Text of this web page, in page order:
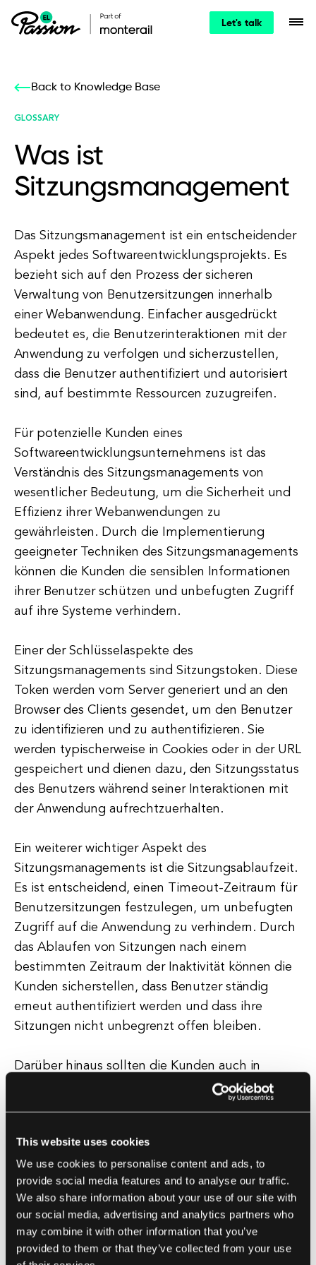
This website uses cookies
We use cookies to personalise content and ads, to
provide social media features and to analyse our traffic.
We also share information about your use of our site with
our social media, advertising and analytics partners who
may combine it with other information that you’ve
provided to them or that they’ve collected from your use
Let's talk
Back to Knowledge Base
GLOSSARY
Was ist
Sitzungsmanagement
Das Sitzungsmanagement ist ein entscheidender
Aspekt jedes Softwareentwicklungsprojekts. Es
bezieht sich auf den Prozess der sicheren
Verwaltung von Benutzersitzungen innerhalb
einer Webanwendung. Einfacher ausgedrückt
bedeutet es, die Benutzerinteraktionen mit der
Anwendung zu verfolgen und sicherzustellen,
dass die Benutzer authentifiziert und autorisiert
sind, auf bestimmte Ressourcen zuzugreifen.
Für potenzielle Kunden eines
Softwareentwicklungsunternehmens ist das
Verständnis des Sitzungsmanagements von
wesentlicher Bedeutung, um die Sicherheit und
Effizienz ihrer Webanwendungen zu
gewährleisten. Durch die Implementierung
geeigneter Techniken des Sitzungsmanagements
können die Kunden die sensiblen Informationen
ihrer Benutzer schützen und unbefugten Zugriff
auf ihre Systeme verhindern.
Einer der Schlüsselaspekte des
Sitzungsmanagements sind Sitzungstoken. Diese
Token werden vom Server generiert und an den
Browser des Clients gesendet, um den Benutzer
zu identifizieren und zu authentifizieren. Sie
werden typischerweise in Cookies oder in der URL
gespeichert und dienen dazu, den Sitzungsstatus
des Benutzers während seiner Interaktionen mit
der Anwendung aufrechtzuerhalten.
Ein weiterer wichtiger Aspekt des
Sitzungsmanagements ist die Sitzungsablaufzeit.
Es ist entscheidend, einen Timeout-Zeitraum für
Benutzersitzungen festzulegen, um unbefugten
Zugriff auf die Anwendung zu verhindern. Durch
das Ablaufen von Sitzungen nach einem
bestimmten Zeitraum der Inaktivität können die
Kunden sicherstellen, dass Benutzer ständig
erneut authentifiziert werden und dass ihre
Sitzungen nicht unbegrenzt offen bleiben.
Darüber hinaus sollten die Kunden auch in
Betracht ziehen, Techniken zur Verhinderung von
Sitzungsfixierung zu implementieren, um sich
schützen. Sitzungsfixierung tritt auf, wenn ein
Angreifer die Sitzungs-ID eines Benutzers auf
einen bekannten Wert setzt, wodurch er die
Sitzung des Benutzers übernehmen kann. Durch
Techniken wie die Regeneration von Sitzungen
oder das Rotieren von Sitzungs-IDs können die